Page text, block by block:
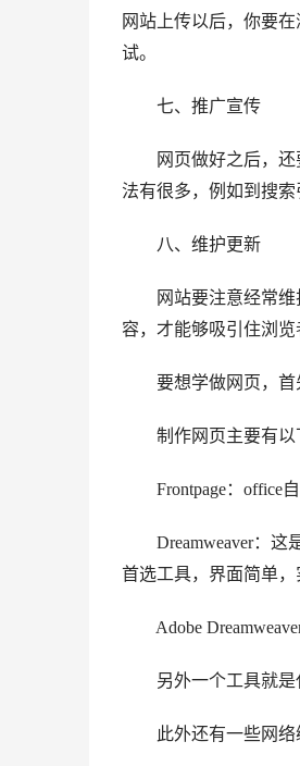
网站上传以后，你要
试。
七、推广宣传
网页做好之后，还要
法有很多，例如到搜
八、维护更新
网站要注意经常维护
容，才能够吸引住浏览
要想学做网页，首
制作网页主要有以
Frontpage：office自
Dreamweaver：这
首选工具，界面简单，
Adobe
另外一个工具就是代
此外还有一些网络编